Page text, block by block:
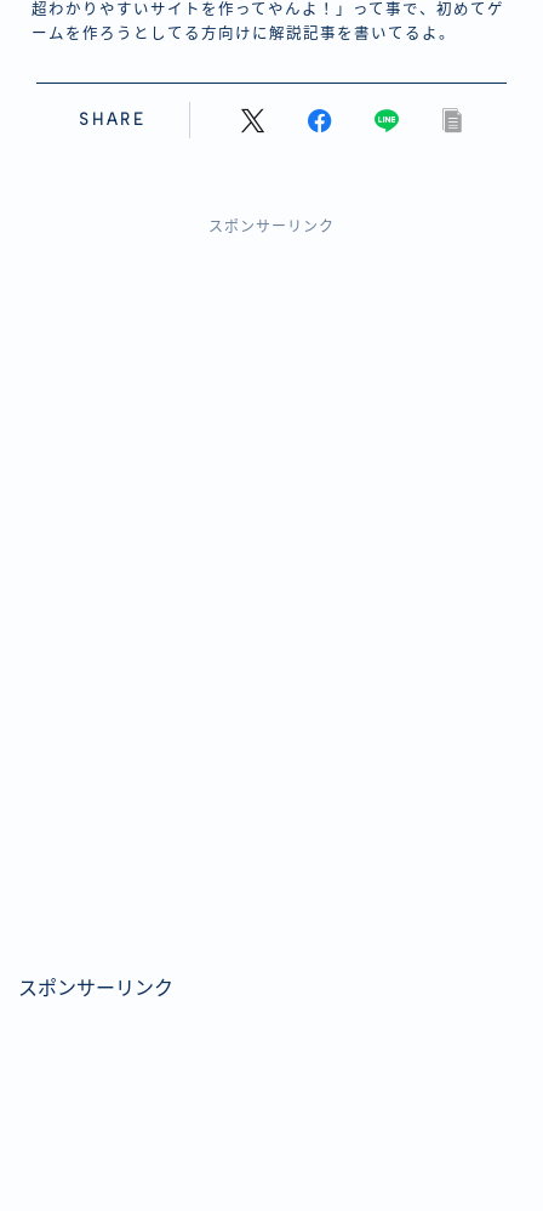
超わかりやすいサイトを作ってやんよ！」って事で、初めてゲ
ームを作ろうとしてる方向けに解説記事を書いてるよ。
SHARE
スポンサーリンク
スポンサーリンク